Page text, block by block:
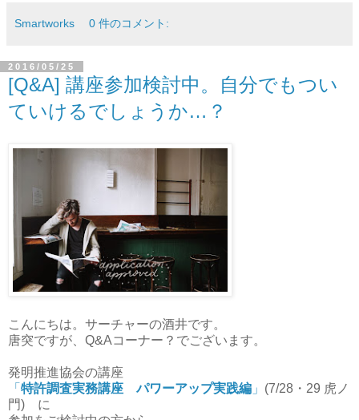
Smartworks 0 件のコメント:
2016/05/25
[Q&A] 講座参加検討中。自分でもつい
ていけるでしょうか…？
こんにちは。サーチャーの酒井です。
唐突ですが、Q&Aコーナー？でございます。
発明推進協会の講座
「 特許調査実務講座 パワーアップ実践編 」 (7/28・29 虎ノ
門) に